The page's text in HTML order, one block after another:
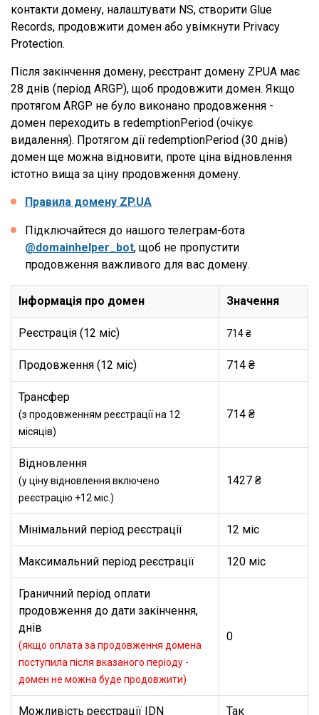
контакти домену, налаштувати NS, створити Glue
Records, продовжити домен або увімкнути Privacy
Protection.
Після закінчення домену, реєстрант домену ZP.UA має
28 днів (період ARGP), щоб продовжити домен. Якщо
протягом ARGP не було виконано продовження -
домен переходить в redemptionPeriod (очікує
видалення). Протягом дії redemptionPeriod (30 днів)
домен ще можна відновити, проте ціна відновлення
істотно вища за ціну продовження домену.
Правила домену ZP.UA
Підключайтеся до нашого телеграм-бота
@domainhelper_bot, щоб не пропустити
продовження важливого для вас домену.
Інформація про домен Значення
Реєстрація (12 міс) 714 ₴
Продовження (12 міс) 714 ₴
Трансфер
(з продовженням реєстрації на 12
місяців)
714 ₴
Відновлення
(у ціну відновлення включено
реєстрацію +12 міс.)
1427 ₴
Мінімальний період реєстрації 12 міс
Максимальний період реєстрації 120 міс
Граничний період оплати
продовження до дати закінчення,
днів
(якщо оплата за продовження домена
поступила після вказаного періоду -
домен не можна буде продовжити)
0
Можливість реєстрації IDN Так